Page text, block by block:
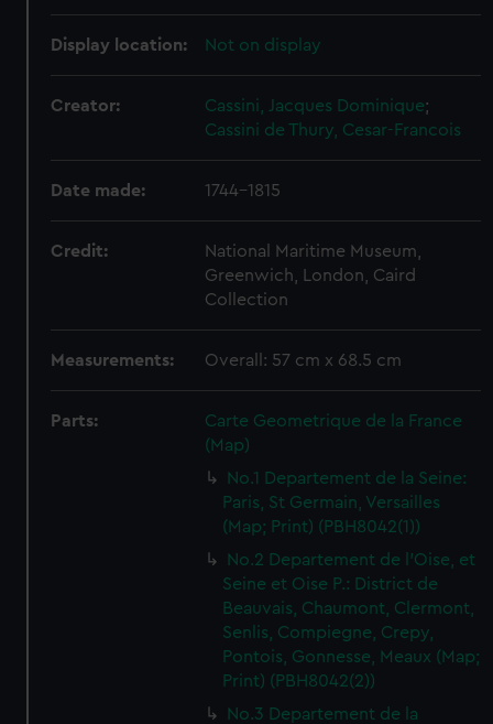
Display location: Not on display
Creator: Cassini, Jacques Dominique;
Cassini de Thury, Cesar-Francois
Date made: 1744-1815
Credit:
National Maritime Museum,
Greenwich, London, Caird
Collection
Measurements: Overall: 57 cm x 68.5 cm
Parts:
Carte Geometrique de la France
(Map)
No.1 Departement de la Seine:
Paris, St Germain, Versailles
(Map; Print) (PBH8042(1))
No.2 Departement de l'Oise, et
Seine et Oise P.: District de
Beauvais, Chaumont, Clermont,
Senlis, Compiegne, Crepy,
Pontois, Gonnesse, Meaux (Map;
Print) (PBH8042(2))
No.3 Departement de la